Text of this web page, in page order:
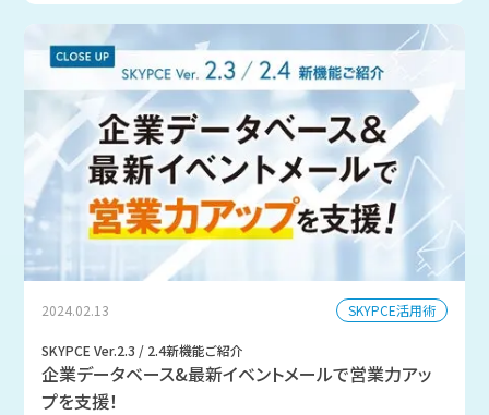
2024.02.13 SKYPCE活用術
SKYPCE Ver.2.3 / 2.4新機能ご紹介
企業データベース&最新イベントメールで営業力アッ
プを支援！